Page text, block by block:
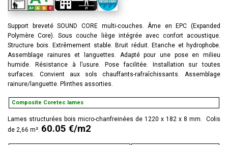
Support breveté SOUND CORE multi-couches. Âme en EPC (Expanded
Polymère Core). Sous couche liège intégrée avec confort acoustique.
Structure bois. Extrêmement stable. Bruit réduit. Etanche et hydrophobe.
Assemblage rainures et languettes. Adapté pour une pose en milieu
humide. Résistance à l’usure. Pose facilitée. Installation sur toutes
surfaces. Convient aux sols chauffants-rafraîchissants. Assemblage
rainure/languette. Plinthes assorties.
Composite Coretec lames
Lames structurées bois micro-chanfreinées de 1220 x 182 x 8 mm. Colis
de 2,66 m². 60.05 €/m2